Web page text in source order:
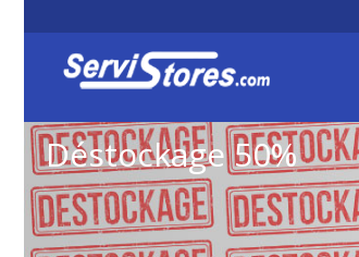
Déstockage 50%